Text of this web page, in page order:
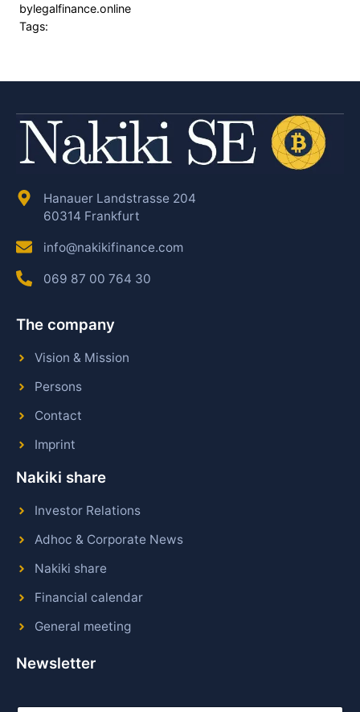
bylegalfinance.online
Tags:
Hanauer Landstrasse 204
60314 Frankfurt
info@nakikifinance.com
069 87 00 764 30
The company
Vision & Mission
Persons
Contact
Imprint
Nakiki share
Investor Relations
Adhoc & Corporate News
Nakiki share
Financial calendar
General meeting
Newsletter